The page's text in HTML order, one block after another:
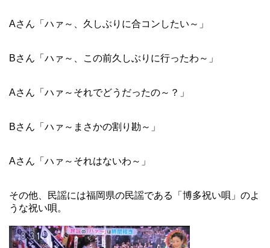
Aさん「ハァ～、久しぶりに合コンしたい～」
Bさん「ハァ～、この前久しぶりに行ったわ～」
Aさん「ハァ～それでどうだったの～？」
Bさん「ハァ～まさかの割り勘～」
Aさん「ハァ～それはないわ～」
その他、民謡には福岡県の民謡である「博多祝い唄」のよ
うな祝い唄。